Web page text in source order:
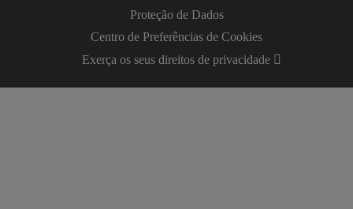
Proteção de Dados
Centro de Preferências de Cookies
Exerça os seus direitos de privacidade